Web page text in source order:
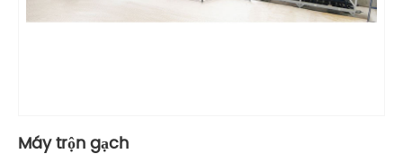
Máy trộn gạch